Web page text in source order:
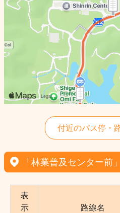
付近のバス停・
「林業普及センター前
表
示
路線名